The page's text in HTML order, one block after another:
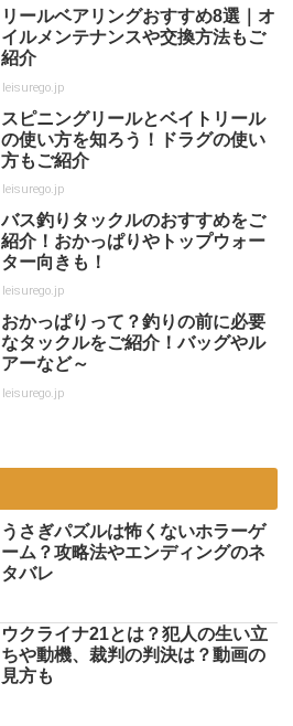
リールベアリングおすすめ8選｜オ
イルメンテナンスや交換方法もご
紹介
leisurego.jp
スピニングリールとベイトリール
の使い方を知ろう！ドラグの使い
方もご紹介
leisurego.jp
バス釣りタックルのおすすめをご
紹介！おかっぱりやトップウォー
ター向きも！
leisurego.jp
おかっぱりって？釣りの前に必要
なタックルをご紹介！バッグやル
アーなど～
leisurego.jp
うさぎパズルは怖くないホラーゲ
ーム？攻略法やエンディングのネ
タバレ
ウクライナ21とは？犯人の生い立
ちや動機、裁判の判決は？動画の
見方も